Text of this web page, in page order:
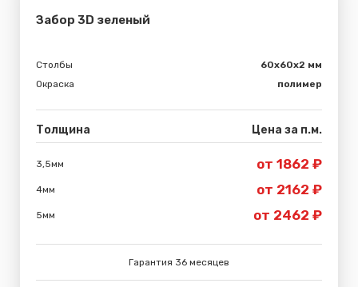
Забор 3D зеленый
Столбы
60х60х2 мм
Окраска
полимер
Толщина Цена за п.м.
3,5мм от 1862 ₽
4мм от 2162 ₽
5мм от 2462 ₽
Гарантия 36 месяцев